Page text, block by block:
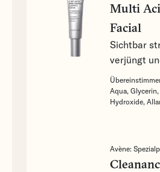
Multi
Facial
Sichtbar
verjüngt
Aqua, Glycerin,
Hydroxide,
Avène: